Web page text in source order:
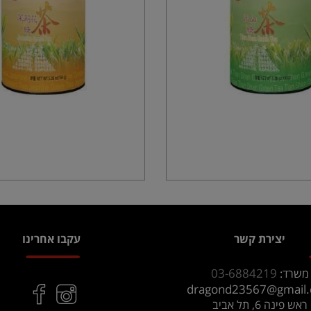
יצירת קשר
משרד: 03-6884219
ראש פינה 6, תל אביב
עקבו אחרינו